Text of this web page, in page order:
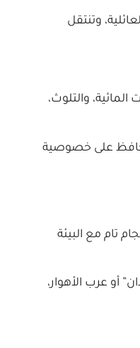
وتنتقل
والتلوث،
تحافظ على خصوصية
تام مع البيئة
أو عرب الأهوار،